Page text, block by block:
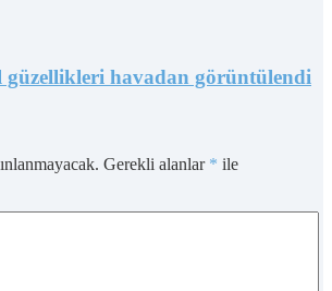
güzellikleri havadan görüntülendi
Gerekli alanlar * ile